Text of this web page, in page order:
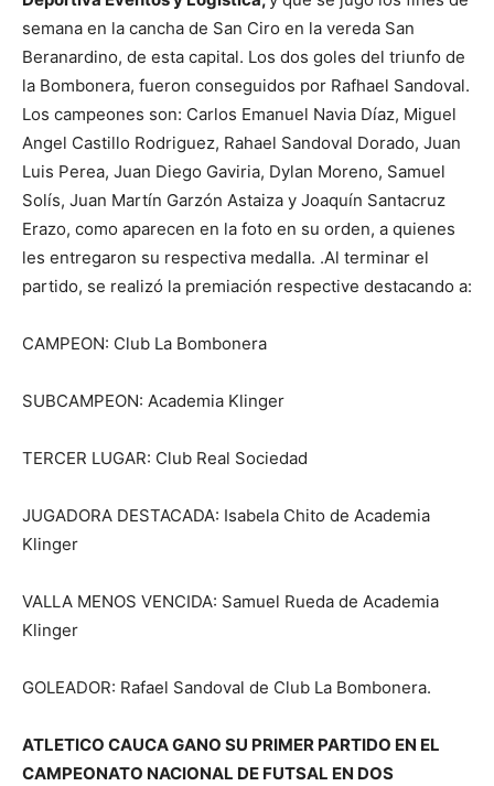
semana en la cancha de San Ciro en la vereda San
Beranardino, de esta capital. Los dos goles del triunfo de
la Bombonera, fueron conseguidos por Rafhael Sandoval.
Los campeones son: Carlos Emanuel Navia Díaz, Miguel
Angel Castillo Rodriguez, Rahael Sandoval Dorado, Juan
Luis Perea, Juan Diego Gaviria, Dylan Moreno, Samuel
Solís, Juan Martín Garzón Astaiza y Joaquín Santacruz
Erazo, como aparecen en la foto en su orden, a quienes
les entregaron su respectiva medalla. .Al terminar el
partido, se realizó la premiación respective destacando a:
CAMPEON: Club La Bombonera
SUBCAMPEON: Academia Klinger
TERCER LUGAR: Club Real Sociedad
JUGADORA DESTACADA: Isabela Chito de Academia
Klinger
VALLA MENOS VENCIDA: Samuel Rueda de Academia
Klinger
GOLEADOR: Rafael Sandoval de Club La Bombonera.
ATLETICO CAUCA GANO SU PRIMER PARTIDO EN EL
CAMPEONATO NACIONAL DE FUTSAL EN DOS